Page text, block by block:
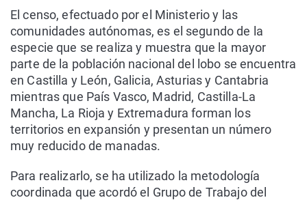
El censo, efectuado por el Ministerio y las
comunidades autónomas, es el segundo de la
especie que se realiza y muestra que la mayor
parte de la población nacional del lobo se encuentra
en Castilla y León, Galicia, Asturias y Cantabria
mientras que País Vasco, Madrid, Castilla-La
Mancha, La Rioja y Extremadura forman los
territorios en expansión y presentan un número
muy reducido de manadas.
Para realizarlo, se ha utilizado la metodología
coordinada que acordó el Grupo de Trabajo del